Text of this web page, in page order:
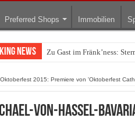
Preferred Shops Immobilien
News Zu Gast im Fränk’ness:
Warum München gerade
Oktoberfest 2015: Premiere von 'Oktoberfest
von-Hassel-